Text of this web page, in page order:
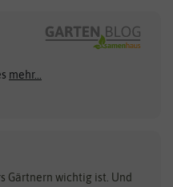
Clever Pots
COMPO
Dürr-Samen
mehr...
Gärtnern wichtig ist. Und